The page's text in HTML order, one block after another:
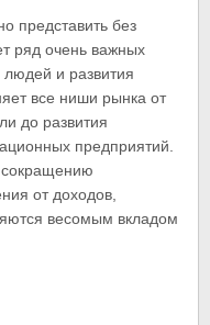
представить без
ряд очень важных
и развития
все ниши рынка от
до развития
предприятий.
сокращению
от доходов,
весомым вкладом